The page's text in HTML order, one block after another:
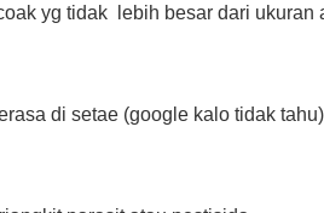
yg tidak lebih besar dari ukuran
di setae (google kalo tidak